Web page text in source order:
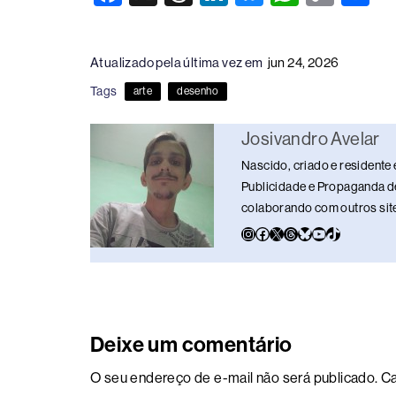
c
e
b
o
o
e
a
d
s
e
n
e
sk
at
s
p
p
p
y
n
k
Atualizado pela última vez em jun 24, 2026
Tags arte desenho
Josivandro Avelar
Nascido, criado e residente
Publicidade e Propaganda
colaborando com outros
Deixe um comentário
O seu endereço de e-mail não será publicado.